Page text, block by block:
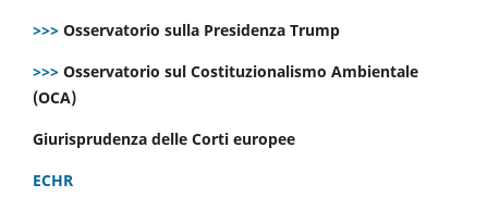
>>> Osservatorio sulla Presidenza Trump
>>> Osservatorio sul Costituzionalismo Ambientale
(OCA)
Giurisprudenza delle Corti europee
ECHR